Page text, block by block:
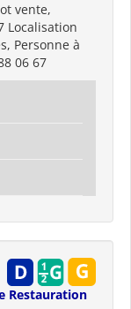
vente,
Localisation
Personne à
06 67
Restauration